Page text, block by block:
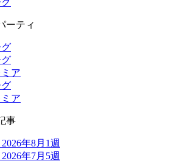
ーティ
ア
ア
事
年8月1週
年7月5週